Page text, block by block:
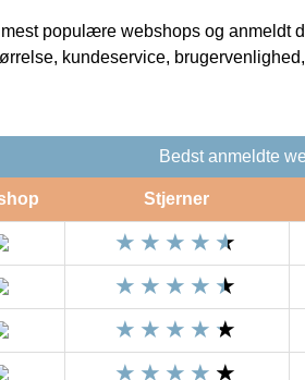
populære webshops og anmeldt
kundeservice,
Bedst anmeldte
Stjerner